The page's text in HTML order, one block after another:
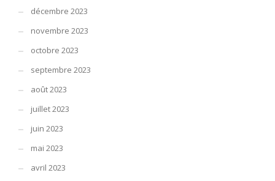
décembre 2023
novembre 2023
octobre 2023
septembre 2023
août 2023
juillet 2023
juin 2023
mai 2023
avril 2023